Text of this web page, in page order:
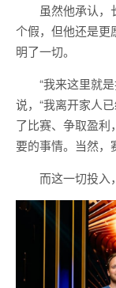
虽然他承认，
个假，但他还是更
明了一切。
“我来这里就
说，“我离开家人
了比赛、争取盈利
要的事情。当然，
而这一切投入